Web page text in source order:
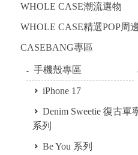
WHOLE CASE潮流選物
WHOLE CASE精選POP周
CASEBANG專區
手機殼專區
iPhone 17
Denim Sweetie 復古單
系列
Be You 系列